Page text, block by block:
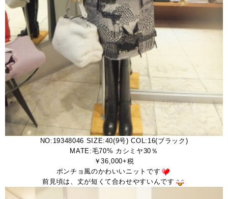
NO:19348046 SIZE:40(9号) COL:16(ブラック)
MATE:毛70% カシミヤ30％
￥36,000+税
ポンチョ風のかわいいニットです
前見頃は、丈が短くて合わせやすいんです